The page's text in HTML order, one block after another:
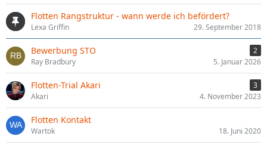
Flotten Rangstruktur - wann werde ich befördert?
Lexa Griffin 29. September 2018
Bewerbung STO
2
Ray Bradbury
5. Januar 2026
Flotten-Trial Akari
3
Akari
4. November 2023
Flotten Kontakt
Wartok 18. Juni 2020